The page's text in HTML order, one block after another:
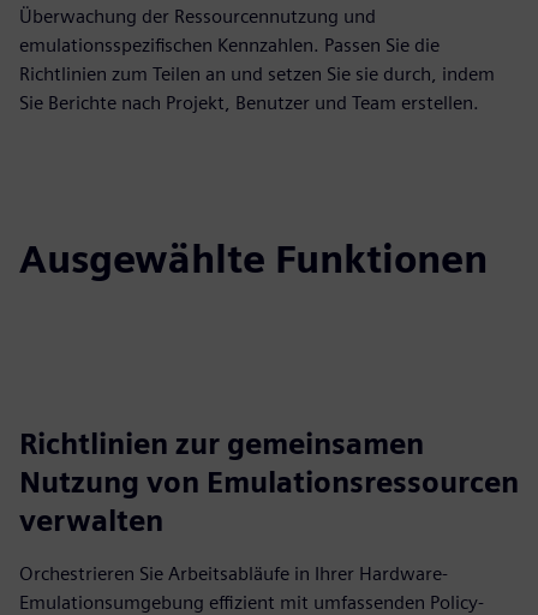
Überwachung der Ressourcennutzung und
emulationsspezifischen Kennzahlen. Passen Sie die
Richtlinien zum Teilen an und setzen Sie sie durch, indem
Sie Berichte nach Projekt, Benutzer und Team erstellen.
Ausgewählte Funktionen
Richtlinien zur gemeinsamen
Nutzung von Emulationsressourcen
verwalten
Orchestrieren Sie Arbeitsabläufe in Ihrer Hardware-
Emulationsumgebung effizient mit umfassenden Policy-